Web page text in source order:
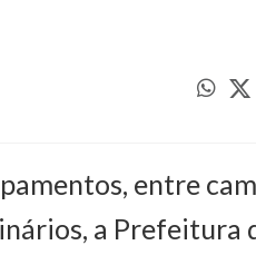
entre
a Prefeitura